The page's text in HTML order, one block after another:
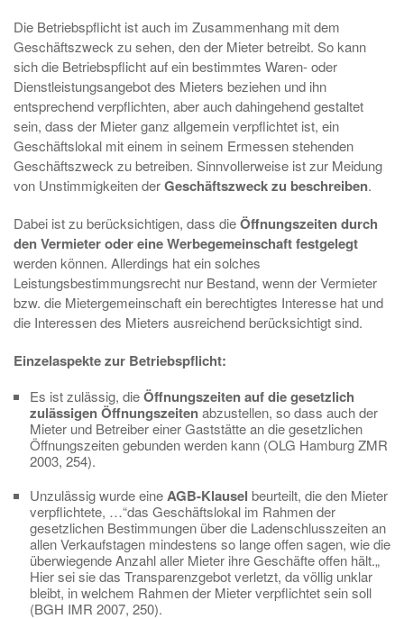
Die Betriebspflicht ist auch im Zusammenhang mit dem
Geschäftszweck zu sehen, den der Mieter betreibt. So kann
sich die Betriebspflicht auf ein bestimmtes Waren- oder
Dienstleistungsangebot des Mieters beziehen und ihn
entsprechend verpflichten, aber auch dahingehend gestaltet
sein, dass der Mieter ganz allgemein verpflichtet ist, ein
Geschäftslokal mit einem in seinem Ermessen stehenden
Geschäftszweck zu betreiben. Sinnvollerweise ist zur Meidung
von Unstimmigkeiten derGeschäftszweck zu beschreiben.
Dabei ist zu berücksichtigen, dass dieÖffnungszeiten durch
den Vermieter oder eine Werbegemeinschaft festgelegt
werden können. Allerdings hat ein solches
Leistungsbestimmungsrecht nur Bestand, wenn der Vermieter
bzw. die Mietergemeinschaft ein berechtigtes Interesse hat und
die Interessen des Mieters ausreichend berücksichtigt sind.
Einzelaspekte zur Betriebspflicht:
Es ist zulässig, dieÖffnungszeiten auf die gesetzlich
zulässigen Öffnungszeitenabzustellen, so dass auch der
Mieter und Betreiber einer Gaststätte an die gesetzlichen
Öffnungszeiten gebunden werden kann (OLG Hamburg ZMR
2003, 254).
Unzulässig wurde eineAGB-Klausel beurteilt, die den Mieter
verpflichtete, …“das Geschäftslokal im Rahmen der
gesetzlichen Bestimmungen über die Ladenschlusszeiten an
allen Verkaufstagen mindestens so lange offen sagen, wie die
überwiegende Anzahl aller Mieter ihre Geschäfte offen hält.„
Hier sei sie das Transparenzgebot verletzt, da völlig unklar
bleibt, in welchem Rahmen der Mieter verpflichtet sein soll
(BGH IMR 2007, 250).